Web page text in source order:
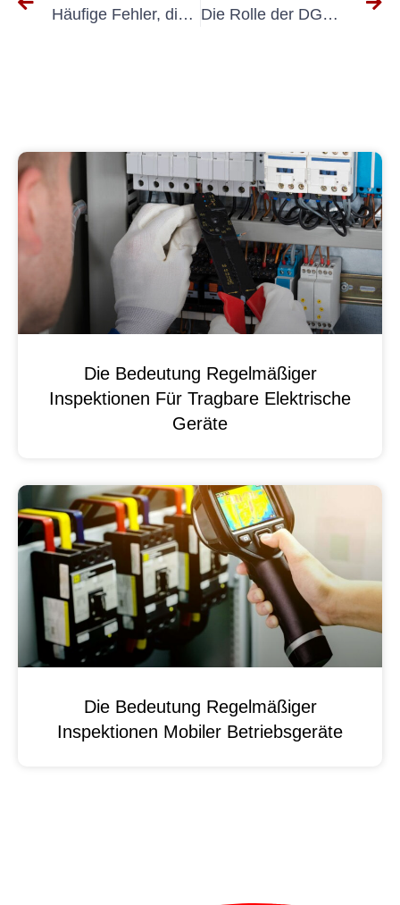
Häufige Fehler, die Sie bei der Prüfung nach VDE 0100 Teil 600 vermeiden sollten Die Rolle der DGUV VDE bei der Vermeidung von Elektrounfällen am Arbeitsplatz
Die Bedeutung Regelmäßiger
Inspektionen Für Tragbare Elektrische
Geräte
Die Bedeutung Regelmäßiger
Inspektionen Mobiler Betriebsgeräte